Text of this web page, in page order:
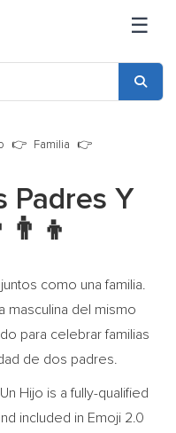
☰
Familia
Padres Y
como una familia.
masculina del mismo
para celebrar familias
de dos padres.
Hijo is a fully-qualified
included in Emoji 2.0